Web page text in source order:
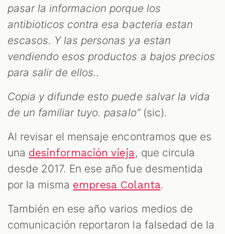
pasar la informacion porque los
antibioticos contra esa bacteria estan
escasos. Y las personas ya estan
vendiendo esos productos a bajos precios
para salir de ellos..
Copia y difunde esto puede salvar la vida
de un familiar tuyo. pasalo” (sic).
Al revisar el mensaje encontramos que es
una desinformación vieja, que circula
desde 2017. En ese año fue desmentida
por la misma empresa Colanta.
También en ese año varios medios de
comunicación reportaron la falsedad de la